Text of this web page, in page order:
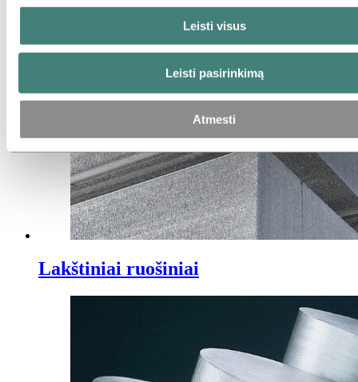
Leisti visus
Leisti pasirinkimą
Atmesti
Perlydymo luitai
Lakštiniai ruošiniai